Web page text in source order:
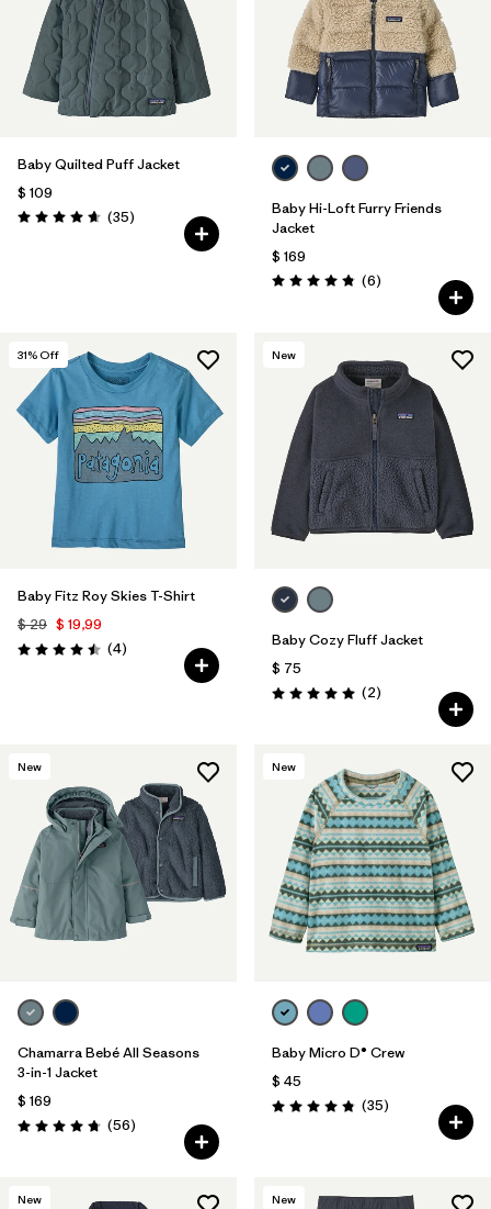
Baby Quilted Puff Jacket
$ 109
Valoración: 4.7 / 5
(35Comentarios
)
Baby Hi-Loft Furry Friends
Jacket
$ 169
Valoración: 4.8 / 5
(6Comentarios
)
31% Off
Baby Fitz Roy Skies T-Shirt
$ 29 $ 19,99
Valoración: 4.5 / 5
(4Comentarios
)
New
Baby Cozy Fluff Jacket
$ 75
Valoración: 5.0 / 5
(2Comentarios
)
New
Chamarra Bebé All Seasons
3-in-1 Jacket
$ 169
Valoración: 4.8 / 5
(56Comentarios
)
New
Baby Micro D® Crew
$ 45
Valoración: 4.9 / 5
(35Comentarios
)
New New